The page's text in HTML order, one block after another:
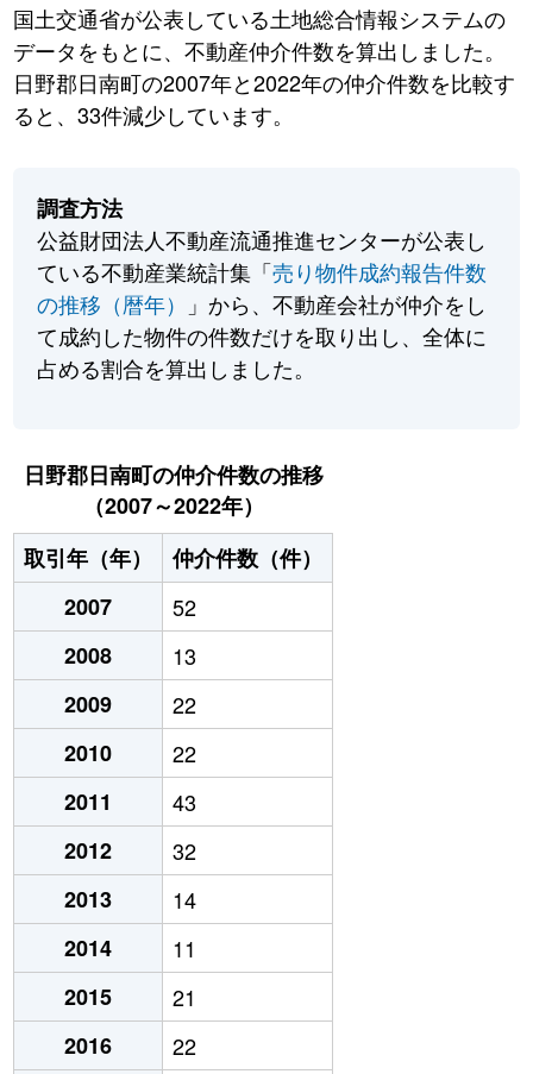
国土交通省が公表している土地総合情報システムの
データをもとに、不動産仲介件数を算出しました。
日野郡日南町の2007年と2022年の仲介件数を比較す
ると、33件減少しています。
調査方法
公益財団法人不動産流通推進センターが公表し
ている不動産業統計集「売り物件成約報告件数
の推移（暦年）
」から、不動産会社が仲介をし
て成約した物件の件数だけを取り出し、全体に
占める割合を算出しました。
日野郡日南町の仲介件数の推移
（2007～2022年）
取引年（年）
仲介件数（件）
2007
52
2008
13
2009
22
2010
22
2011
43
2012
32
2013
14
2014
11
2015
21
2016
22